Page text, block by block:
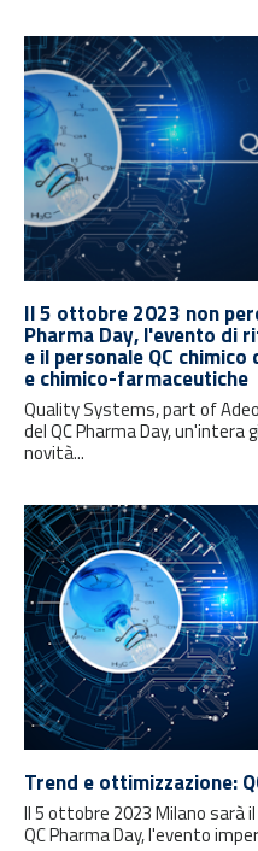
Il 5 ottobre 2023 non
Pharma Day, l'evento di
e il personale QC
e chimico-farmaceutiche
Quality Systems, part of
del QC Pharma Day,
novità...
Trend e ottimizzazione:
Il 5 ottobre 2023 Milano sarà
QC Pharma Day, l'evento